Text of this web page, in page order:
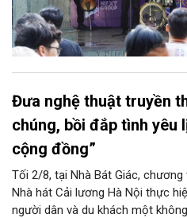
Đưa nghệ thuật truyền
chúng, bồi đắp tình yêu
cộng đồng”
Tối 2/8, tại Nhà Bát Giác,
Nhà hát Cải lương Hà Nội thực
người dân và du khách một